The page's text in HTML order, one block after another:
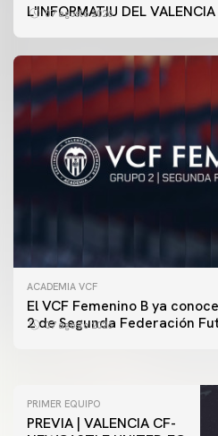
L'INFORMATIU DEL
07 agosto 2026
ACADEMIA VCF
El VCF Femenino B ya
2 de Segunda Federación
07 agosto 2026
PRIMER EQUIPO
ENTRENAMIENTO DEL
PRIMER EQUIPO
PREVIA | VALENCIA CF-